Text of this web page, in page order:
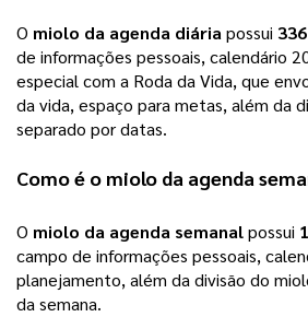
O miolo da agenda diária possui
de informações pessoais, calendário
especial com a Roda da Vida, que
da vida, espaço para metas, além da
separado por datas.
Como é o miolo da agenda
O miolo da agenda semanalpossui
campo de informações pessoais,
planejamento, além da divisão do
da semana.